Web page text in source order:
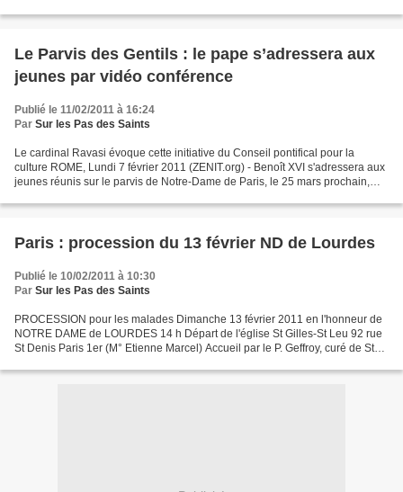
Le Parvis des Gentils : le pape s’adressera aux
jeunes par vidéo conférence
Publié le 11/02/2011 à 16:24
Par Sur les Pas des Saints
Le cardinal Ravasi évoque cette initiative du Conseil pontifical pour la
culture ROME, Lundi 7 février 2011 (ZENIT.org) - Benoît XVI s'adressera aux
jeunes réunis sur le parvis de Notre-Dame de Paris, le 25 mars prochain,
Paris : procession du 13 février ND de Lourdes
Publié le 10/02/2011 à 10:30
Par Sur les Pas des Saints
PROCESSION pour les malades Dimanche 13 février 2011 en l'honneur de
NOTRE DAME de LOURDES 14 h Départ de l'église St Gilles-St Leu 92 rue
St Denis Paris 1er (M° Etienne Marcel) Accueil par le P. Geffroy, curé de St